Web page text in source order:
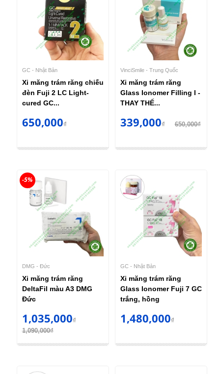
GC - Nhật Bản
Xi măng trám răng chiếu
đèn Fuji 2 LC Light-
cured GC...
650,000₫
VinciSmile - Trung Quốc
Xi măng trám răng
Glass Ionomer Filling I -
THAY THẾ...
339,000₫650,000₫
DMG - Đức
Xi măng trám răng
DeltaFil màu A3 DMG
Đức
1,035,000₫
1,090,000₫
-5%
GC - Nhật Bản
Xi măng trám răng
Glass Ionomer Fuji 7 GC
trắng, hồng
1,480,000₫